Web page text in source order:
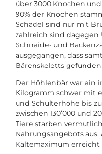
über 3000 Knochen
90% der Knochen
Schädel sind nur mit
zahlreich sind dagegen
Schneide- und
ausgegangen, dass
Bärenskeletts
Der Höhlenbär war ein
Kilogramm schwer mit
und Schulterhöhe bis
zwischen 130‘000 und
Tiere starben
Nahrungsangebots
Kältemaximum erreicht